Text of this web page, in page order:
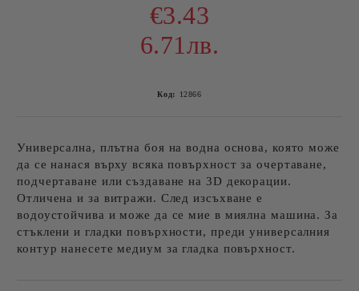
€3.43
6.71лв.
Код: 12866
Универсална, плътна боя на водна основа, която може
да се нанася върху всяка повърхност за очертаване,
подчертаване или създаване на 3D декорации.
Отличена и за витражи. След изсъхване е
водоустойчива и може да се мие в миялна машина. За
стъклени и гладки повърхности, преди универсалния
контур нанесете медиум за гладка повърхност.